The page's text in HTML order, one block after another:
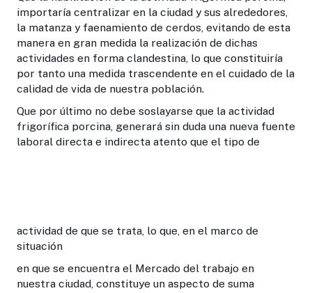
importaría centralizar en la ciudad y sus alrededores,
la matanza y faenamiento de cerdos, evitando de esta
manera en gran medida la realización de dichas
actividades en forma clan­destina, lo que constituiría
por tanto una medida trascendente en el cuidado de la
calidad de vida de nuestra población.
Que por último no debe soslayarse que la activi­dad
frigorífica porcina, generará sin duda una nueva fuente
laboral directa e indirecta atento que el tipo de
actividad de que se trata, lo que, en el marco de
situación
en que se encuen­tra el Mercado del trabajo en
nuestra ciudad, constituye un aspecto de suma